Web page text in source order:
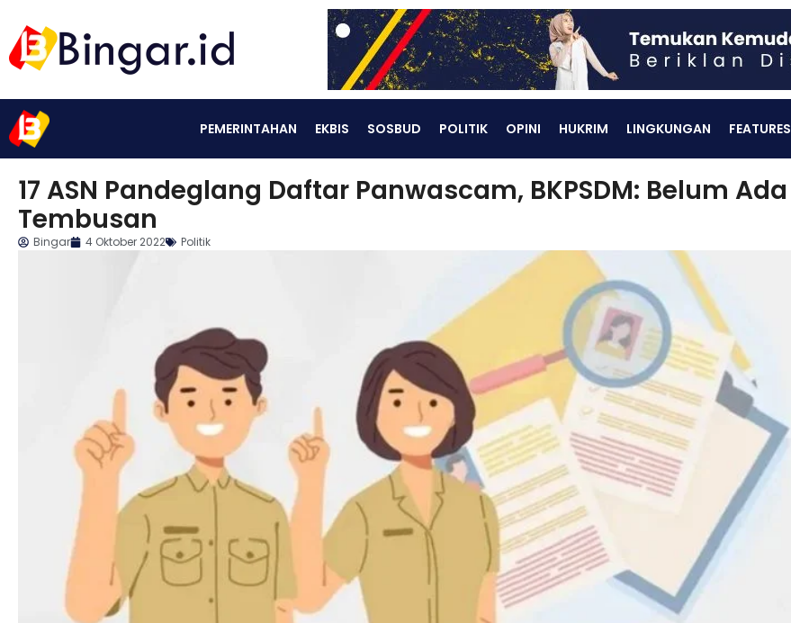
PEMERINTAHAN EKBIS SOSBUD POLITIK OPINI HUKRIM LINGKUNGAN FEATURES
17 ASN Pandeglang Daftar Panwascam, BKPSDM: Belum Ada
Tembusan
Bingar 4 Oktober 2022 Politik